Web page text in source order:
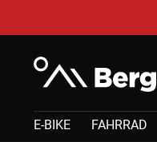
E-BIKE FAHRRAD